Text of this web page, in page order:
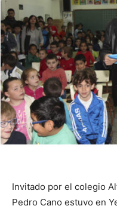
Invitado por el colegio
Pedro Cano estuvo en